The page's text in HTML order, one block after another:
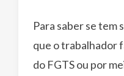
Para saber se tem
que o trabalhador
do FGTS ou por